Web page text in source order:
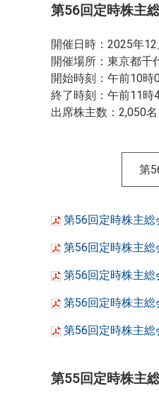
第56回定時株主
開催日時：2025年
開催場所：東京都
開始時刻：午前10時
終了時刻：午前11時
出席株主数：2,050
第
第56回定時株主総
第56回定時株主総
第56回定時株主総
第56回定時株主総
第56回定時株主
第55回定時株主